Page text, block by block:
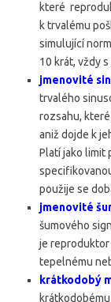
které
k trvalému
simulující
10 krát, vždy
jmenovité
trvalého
rozsahu,
aniž dojde k
Platí jako limit
použije se
jmenovité
šumového
je reproduktor
tepelnému
krátkodobý